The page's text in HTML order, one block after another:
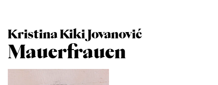
Kristina Kiki Jovanović
Mauerfrauen